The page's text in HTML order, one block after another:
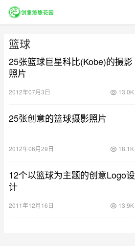
篮球
25张篮球巨星科比(Kobe)的摄影
照片
2012年07月3日 13.0K
25张创意的篮球摄影照片
2012年06月29日 18.1K
12个以篮球为主题的创意Logo设
计
2011年12月16日 13.9K